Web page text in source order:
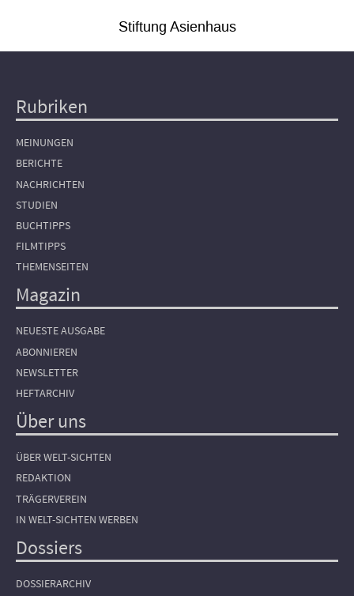
Stiftung Asienhaus
Hauptnavigation
Rubriken
MEINUNGEN
BERICHTE
NACHRICHTEN
STUDIEN
BUCHTIPPS
FILMTIPPS
THEMENSEITEN
Magazin
NEUESTE AUSGABE
ABONNIEREN
NEWSLETTER
HEFTARCHIV
Über uns
ÜBER WELT-SICHTEN
REDAKTION
TRÄGERVEREIN
IN WELT-SICHTEN WERBEN
Dossiers
DOSSIERARCHIV